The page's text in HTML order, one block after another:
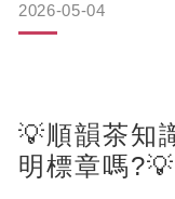
────────────【
好 容易吸水氣 → 香
2026-05-04
💡順韻茶知
明標章嗎?💡